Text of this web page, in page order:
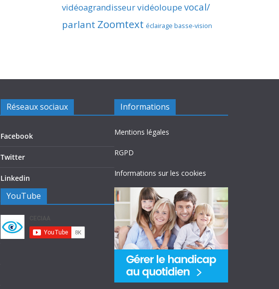
vidéoagrandisseurvidéoloupevocal/
parlant Zoomtext éclairage basse-vision
Réseaux sociaux
Facebook
Twitter
Linkedin
YouTube
Informations
Mentions légales
RGPD
Informations sur les cookies